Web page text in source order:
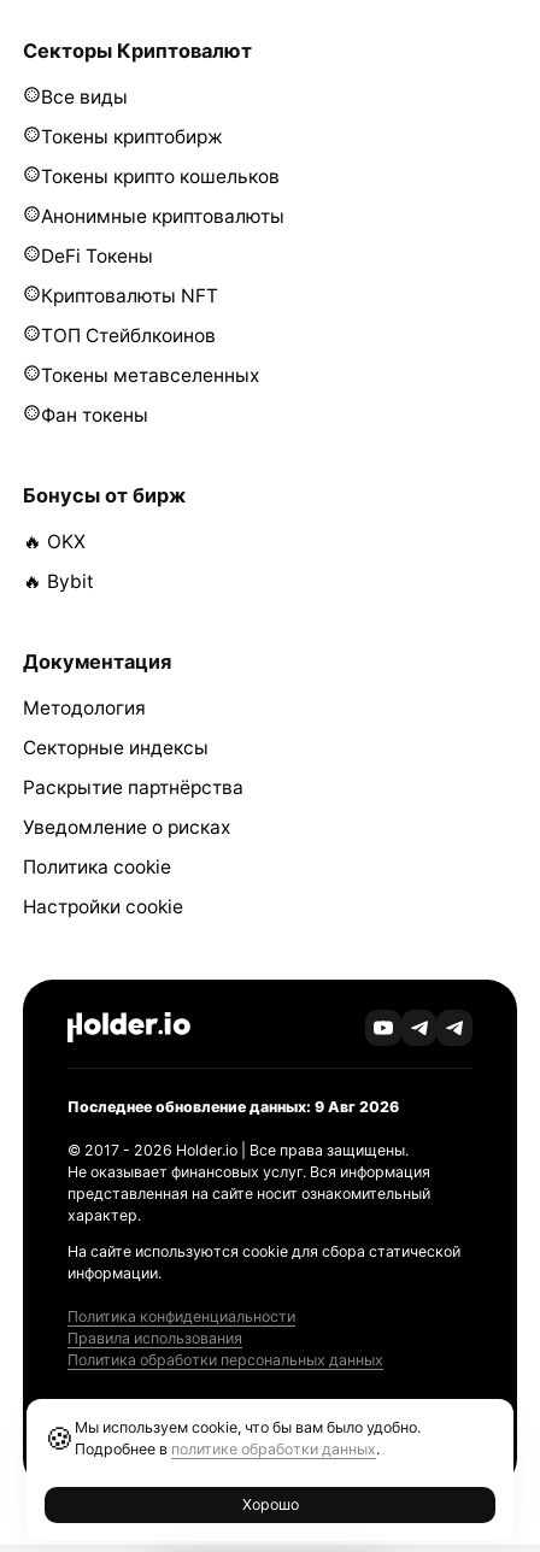
Секторы Криптовалют
Все виды
Токены криптобирж
Токены крипто кошельков
Анонимные криптовалюты
DeFi Токены
Криптовалюты NFT
ТОП Стейблкоинов
Токены метавселенных
Фан токены
Бонусы от бирж
🔥 OKX
🔥 Bybit
Документация
Методология
Секторные индексы
Раскрытие партнёрства
Уведомление о рисках
Политика cookie
Настройки cookie
Последнее обновление данных: 9 Авг 2026
© 2017 - 2026 Holder.io | Все права защищены.
Не оказывает финансовых услуг. Вся информация
представленная на сайте носит ознакомительный
характер.
На сайте используются cookie для сбора статической
информации.
Политика конфиденциальности
Правила использования
Политика обработки персональных данных
🍪 Мы используем cookie, что бы вам было удобно.
Подробнее в политике обработки данных.
Хорошо
Ethereum GAS Tracker